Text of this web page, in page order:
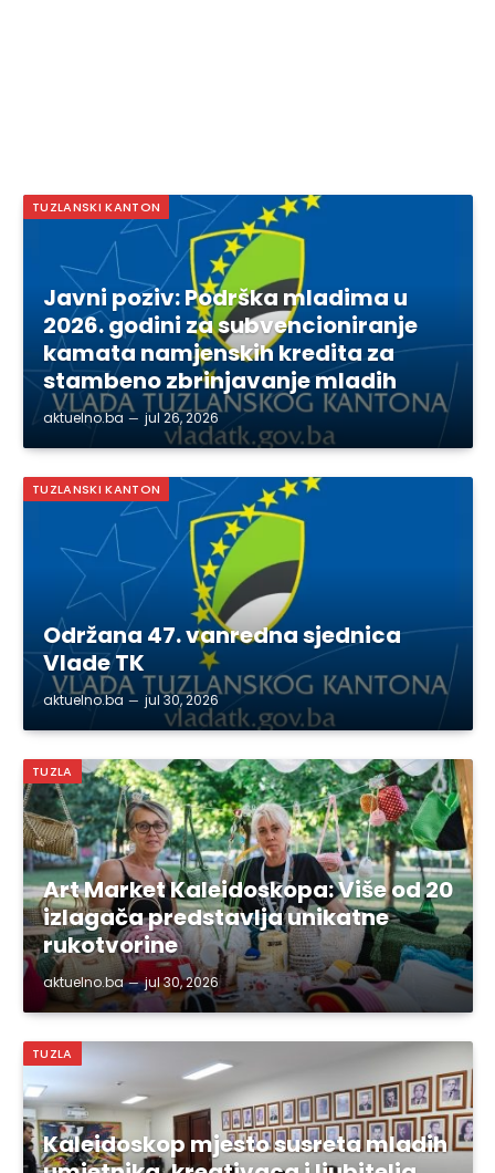
TUZLANSKI KANTON
Javni poziv: Podrška mladima u
2026. godini za subvencioniranje
kamata namjenskih kredita za
stambeno zbrinjavanje mladih
aktuelno.ba jul 26, 2026
TUZLANSKI KANTON
Održana 47. vanredna sjednica
Vlade TK
aktuelno.ba jul 30, 2026
TUZLA
Art Market Kaleidoskopa: Više od 20
izlagača predstavlja unikatne
rukotvorine
aktuelno.ba jul 30, 2026
TUZLA
Kaleidoskop mjesto susreta mladih